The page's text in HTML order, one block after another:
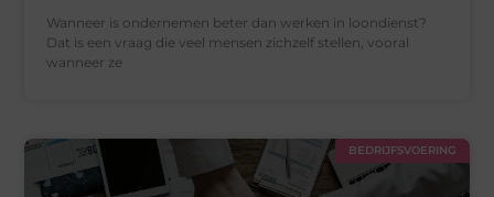
Wanneer is ondernemen beter dan werken in loondienst?
Dat is een vraag die veel mensen zichzelf stellen, vooral
wanneer ze
BEDRIJFSVOERING